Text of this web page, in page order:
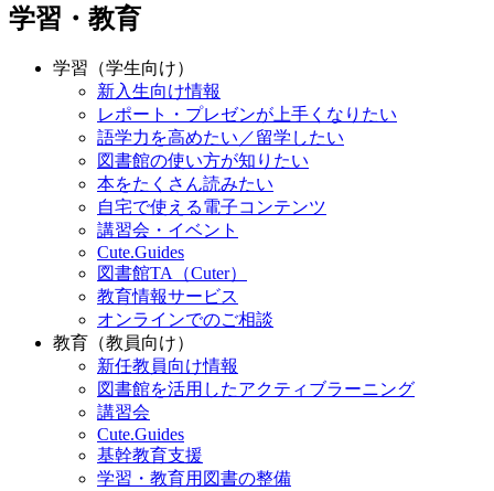
学習・教育
学習（学生向け）
新入生向け情報
レポート・プレゼンが上手くなりたい
語学力を高めたい／留学したい
図書館の使い方が知りたい
本をたくさん読みたい
自宅で使える電子コンテンツ
講習会・イベント
Cute.Guides
図書館TA（Cuter）
教育情報サービス
オンラインでのご相談
教育（教員向け）
新任教員向け情報
図書館を活用したアクティブラーニング
講習会
Cute.Guides
基幹教育支援
学習・教育用図書の整備